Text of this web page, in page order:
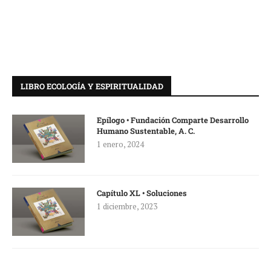
LIBRO ECOLOGÍA Y ESPIRITUALIDAD
Epílogo • Fundación Comparte Desarrollo
Humano Sustentable, A. C.
1 enero, 2024
Capítulo XL • Soluciones
1 diciembre, 2023